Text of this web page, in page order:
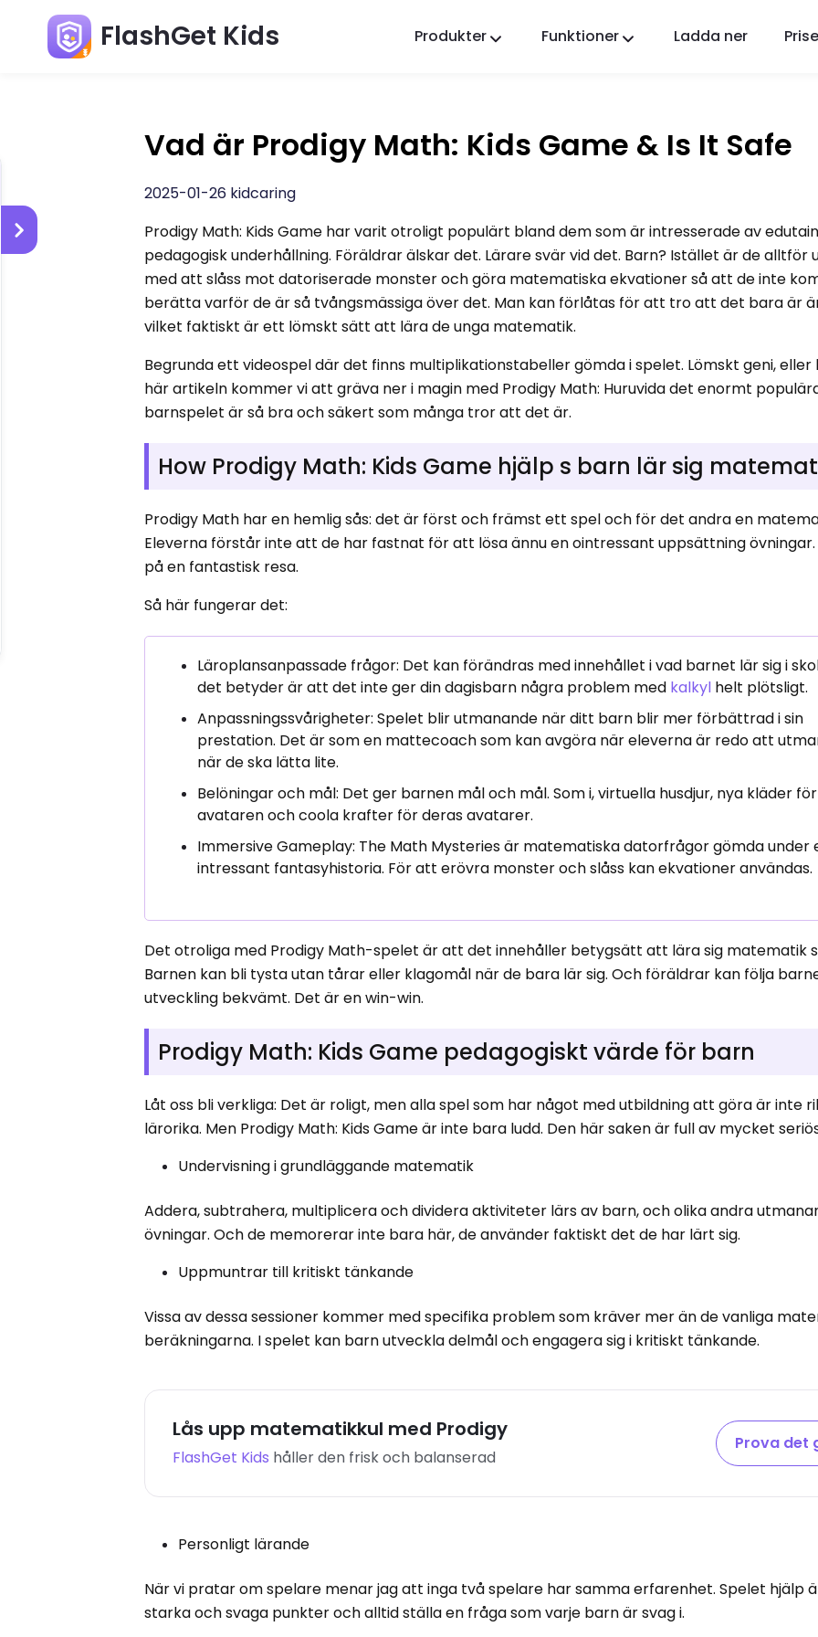
FlashGet Kids Produkter
FlashGet Finder
Funktioner Ladda ner
Vad är Prodigy Math: Kids Game & Is It Safe
2025-01-26 kidcaring
Prodigy Math: Kids Game har varit otroligt populärt bland dem som är intresserade av
pedagogisk underhållning. Föräldrar älskar det. Lärare svär vid det. Barn? Istället är de alltför
med att slåss mot datoriserade monster och göra matematiska ekvationer så att de inte
berätta varför de är så tvångsmässiga över det. Man kan förlåtas för att tro att det bara är
vilket faktiskt är ett lömskt sätt att lära de unga matematik.
Begrunda ett videospel där det finns multiplikationstabeller gömda i spelet. Lömskt geni, eller
här artikeln kommer vi att gräva ner i magin med Prodigy Math: Huruvida det enormt
barnspelet är så bra och säkert som många tror att det är.
How Prodigy Math: Kids Game hjälp s barn lär sig
Prodigy Math har en hemlig sås: det är först och främst ett spel och för det andra en
Eleverna förstår inte att de har fastnat för att lösa ännu en ointressant uppsättning övningar.
på en fantastisk resa.
Så här fungerar det:
Läroplansanpassade frågor: Det kan förändras med innehållet i vad barnet lär sig i
det betyder är att det inte ger din dagisbarn några problem med kalkyl helt plötsligt.
Anpassningssvårigheter: Spelet blir utmanande när ditt barn blir mer förbättrad i sin
prestation. Det är som en mattecoach som kan avgöra när eleverna är redo att
när de ska lätta lite.
Belöningar och mål: Det ger barnen mål och mål. Som i, virtuella husdjur, nya kläder för
avataren och coola krafter för deras avatarer.
Immersive Gameplay: The Math Mysteries är matematiska datorfrågor gömda under
intressant fantasyhistoria. För att erövra monster och slåss kan ekvationer användas.
Det otroliga med Prodigy Math-spelet är att det innehåller betygsätt att lära sig matematik
Barnen kan bli tysta utan tårar eller klagomål när de bara lär sig. Och föräldrar kan följa
utveckling bekvämt. Det är en win-win.
Prodigy Math: Kids Game pedagogiskt värde för barn
Låt oss bli verkliga: Det är roligt, men alla spel som har något med utbildning att göra är inte
lärorika. Men Prodigy Math: Kids Game är inte bara ludd. Den här saken är full av mycket
Undervisning i grundläggande matematik
Addera, subtrahera, multiplicera och dividera aktiviteter lärs av barn, och olika andra
övningar. Och de memorerar inte bara här, de använder faktiskt det de har lärt sig.
Uppmuntrar till kritiskt tänkande
Vissa av dessa sessioner kommer med specifika problem som kräver mer än de vanliga
beräkningarna. I spelet kan barn utveckla delmål och engagera sig i kritiskt tänkande.
Lås upp matematikkul med Prodigy
FlashGet Kids håller den frisk och balanserad
Prova det
Personligt lärande
När vi pratar om spelare menar jag att inga två spelare har samma erfarenhet. Spelet hjälp
starka och svaga punkter och alltid ställa en fråga som varje barn är svag i.